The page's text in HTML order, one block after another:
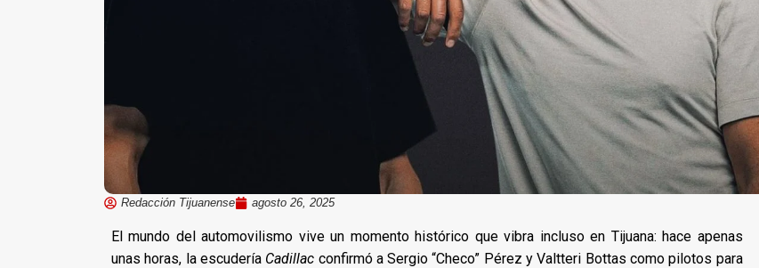
Redacción Tijuanense agosto 26, 2025
El mundo del automovilismo vive un momento histórico que vibra incluso en Tijuana: hace apenas
unas horas, la escudería Cadillac confirmó a Sergio “Checo” Pérez y Valtteri Bottas como pilotos para